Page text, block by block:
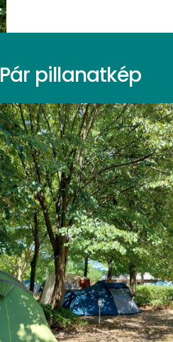
Pár pillanatkép